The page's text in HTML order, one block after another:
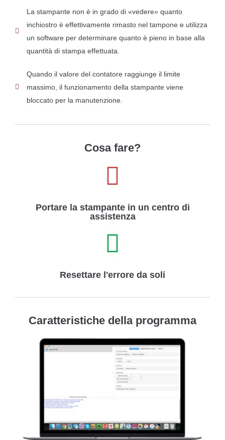
La stampante non è in grado di «vedere» quanto
inchiostro è effettivamente rimasto nel tampone e utilizza
un software per determinare quanto è pieno in base alla
quantità di stampa effettuata.
Quando il valore del contatore raggiunge il limite
massimo, il funzionamento della stampante viene
bloccato per la manutenzione.
Cosa fare?
Portare la stampante in un centro di
assistenza
Resettare l'errore da soli
Caratteristiche della programma